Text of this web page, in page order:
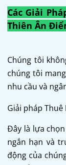
Các Giải
Thiên Ân
Chúng tôi
chúng tôi
nhu cầu và
Giải pháp Thuê
Đây là lựa
ngắn hạn và
động của